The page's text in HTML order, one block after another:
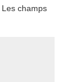
Les champs